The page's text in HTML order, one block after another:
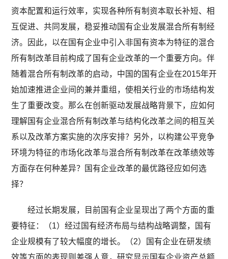
资本配置和运行效率，实现各种所有制资本取长补短、相
互促进、共同发展，稳妥推动国有企业发展混合所有制经
济。因此，以在国有企业中引入非国有资本为特征的混合
所有制改革目前构成了国有企业改革的一个重要方向。伴
随着混合所有制改革的启动，中国的国有企业在2015年开
始加速推进企业间的兼并重组，使相关行业的市场结构发
生了重要改变。那么在创新驱动发展战略背景下，应如何
理解国有企业混合所有制改革与结构化改革之间的相互关
系以及改革方案实施的次序安排？另外，以构建公平竞争
环境为特征的市场化改革与混合所有制改革在改革绩效等
方面存在何种差异？国有企业改革的最优路径应如何选
择？
经过长期发展，目前国有企业呈现出了两个方面的重
要特征：（1）经过国有经济布局与结构战略调整，国有
企业规模有了较大幅度的增长。（2）国有企业在研发绩
效等方面的表现则差强人意，研究显示国有企业资产总额